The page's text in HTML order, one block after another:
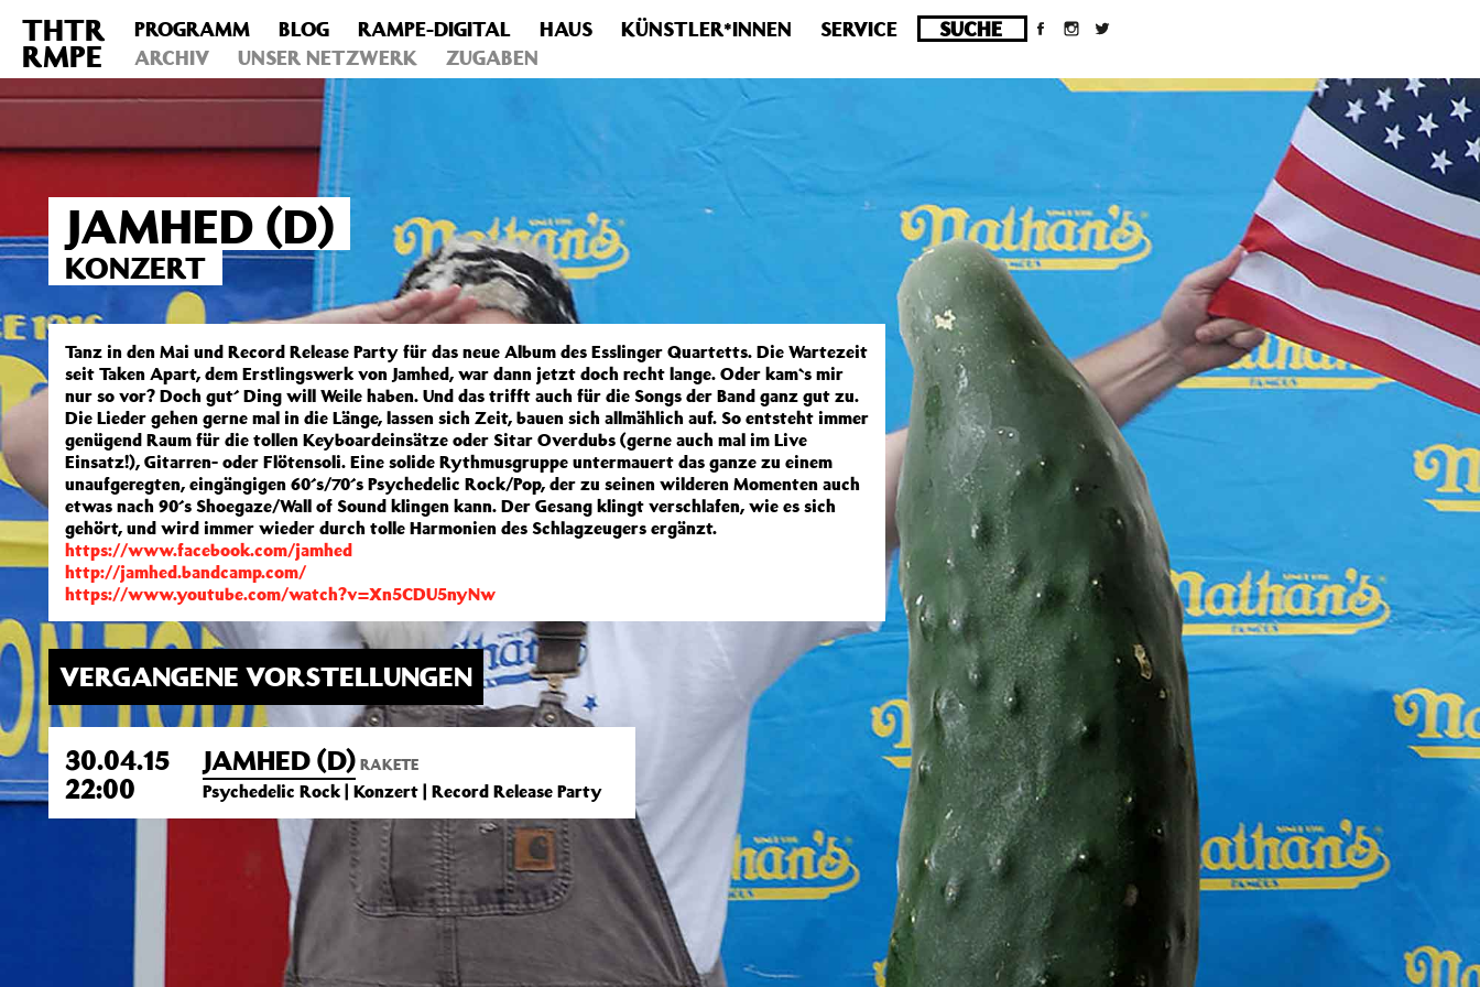
Deprecated : Die Funktion post_permalink ist seit Version 4.4.0 veraltet! Verwende stattdessen get_permalink(). in
/homepages/10/d43051023/htdocs/wordpress/wp-
includes/functions.phpon line6031
THTR
RMPE
PROGRAMM BLOG RAMPE-DIGITAL HAUS KÜNSTLER*INNEN
SERVICE
ARCHIV
UNSER NETZWERK ZUGABEN
JAMHED (D)
KONZERT
Tanz in den Mai und Record Release Party für das neue Album des Esslinger Quartetts. Die Wartezeit
seit Taken Apart, dem Erstlingswerk von Jamhed, war dann jetzt doch recht lange. Oder kam`s mir
nur so vor? Doch gut´ Ding will Weile haben. Und das trifft auch für die Songs der Band ganz gut zu.
Die Lieder gehen gerne mal in die Länge, lassen sich Zeit, bauen sich allmählich auf. So entsteht immer
genügend Raum für die tollen Keyboardeinsätze oder Sitar Overdubs (gerne auch mal im Live
Einsatz!), Gitarren- oder Flötensoli. Eine solide Rythmusgruppe untermauert das ganze zu einem
unaufgeregten, eingängigen 60´s/70´s Psychedelic Rock/Pop, der zu seinen wilderen Momenten auch
etwas nach 90´s Shoegaze/Wall of Sound klingen kann. Der Gesang klingt verschlafen, wie es sich
gehört, und wird immer wieder durch tolle Harmonien des Schlagzeugers ergänzt.
https://www.facebook.com/jamhed
http://jamhed.bandcamp.com/
https://www.youtube.com/watch?v=Xn5CDU5nyNw
VERGANGENE VORSTELLUNGEN
30.04.15
22:00
JAMHED (D) RAKETE
Psychedelic Rock | Konzert | Record Release Party